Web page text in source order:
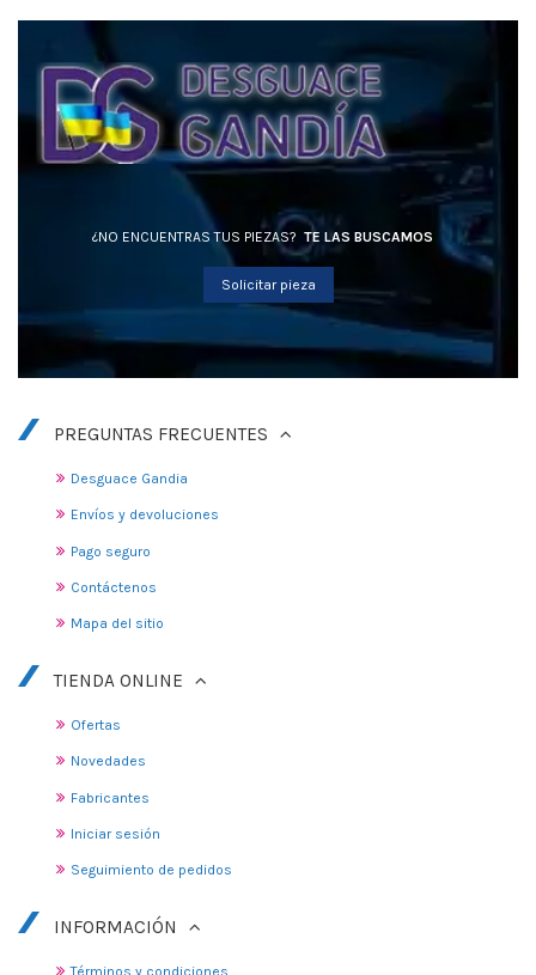
¿NO ENCUENTRAS TUS PIEZAS? TE LAS BUSCAMOS
Solicitar pieza
PREGUNTAS FRECUENTES
Desguace Gandia
Envíos y devoluciones
Pago seguro
Contáctenos
Mapa del sitio
TIENDA ONLINE
Ofertas
Novedades
Fabricantes
Iniciar sesión
Seguimiento de pedidos
INFORMACIÓN
Términos y condiciones